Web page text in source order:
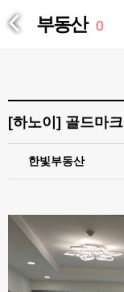
부동산 0
[하노이] 골드마
한빛부동산